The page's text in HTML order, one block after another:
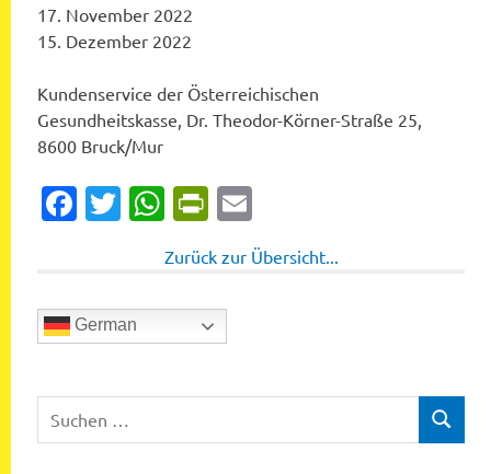
17. November 2022
15. Dezember 2022
Kundenservice der Österreichischen
Gesundheitskasse, Dr. Theodor-Körner-Straße 25,
8600 Bruck/Mur
Facebook
Twitter
WhatsApp
PrintFriendly
Zurück zur Übersicht...
German
nach:
SUCHEN